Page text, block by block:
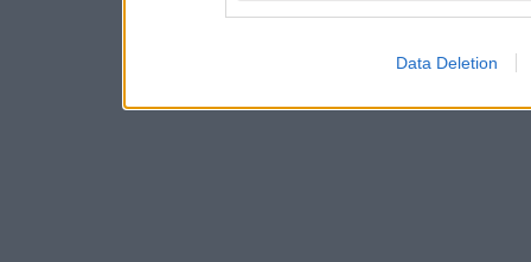
Data Deletion